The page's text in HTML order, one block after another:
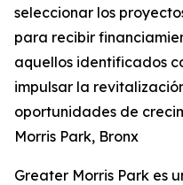
seleccionar los
para recibir
aquellos identificados
impulsar la
oportunidades de
Morris Park, Bronx
Greater Morris Park es